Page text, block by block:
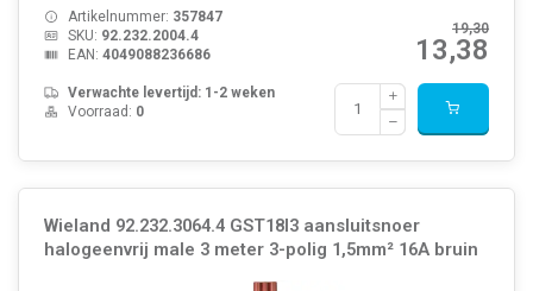
19,30
13,38
Artikelnummer: 357847
SKU: 92.232.2004.4
EAN: 4049088236686
Verwachte levertijd: 1-2 weken
Voorraad: 0
Wieland 92.232.3064.4 GST18I3 aansluitsnoer
halogeenvrij male 3 meter 3-polig 1,5mm² 16A bruin